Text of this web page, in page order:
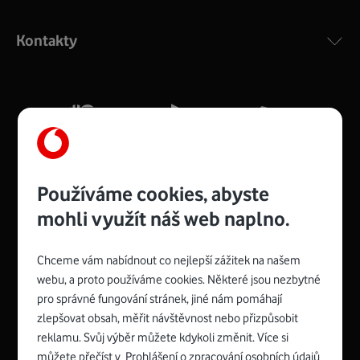
silný signál pro celou domácnost. Kompaktní rozměry 21
Více o COMPAL CH7465VF
Zyxel VMG8623-T50B:
Rozměry modemu jsou 16 x 22 x 7,5 cm (včetně stojánku)
a nabízí 4 gigabitové LAN porty a bezdrátové připojení Wi-
Spojte se s Vodafonem
Kontakty
Používáme cookies, abyste
mohli využít náš web naplno.
Chceme vám nabídnout co nejlepší zážitek na našem
webu, a proto používáme cookies. Některé jsou nezbytné
pro správné fungování stránek, jiné nám pomáhají
zlepšovat obsah, měřit návštěvnost nebo přizpůsobit
reklamu. Svůj výběr můžete kdykoli změnit. Více si
můžete přečíst v Prohlášení o zpracování osobních údajů